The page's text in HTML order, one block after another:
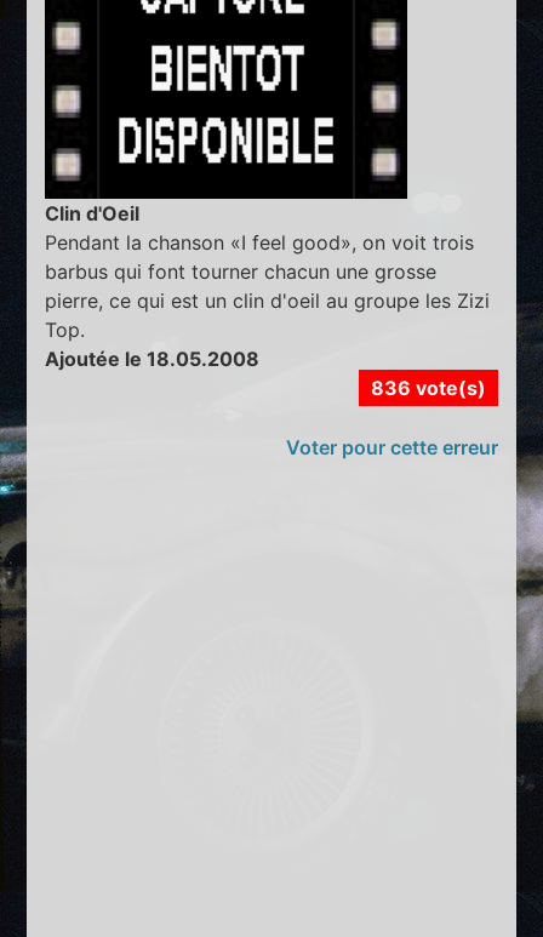
Clin d'Oeil
Pendant la chanson «I feel good», on voit trois
barbus qui font tourner chacun une grosse
pierre, ce qui est un clin d'oeil au groupe les Zizi
Top.
Ajoutée le 18.05.2008
836 vote(s)
Voter pour cette erreur